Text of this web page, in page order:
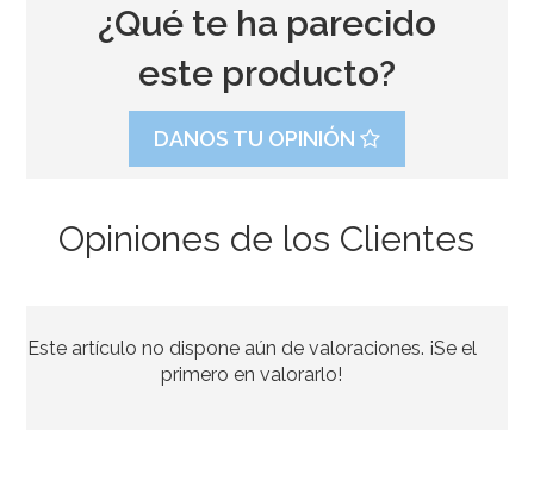
3,49€ 3,35€
¿Qué te ha parecido
este producto?
DANOS TU OPINIÓN
Opiniones de los Clientes
Este artículo no dispone aún de valoraciones. ¡Se el
primero en valorarlo!